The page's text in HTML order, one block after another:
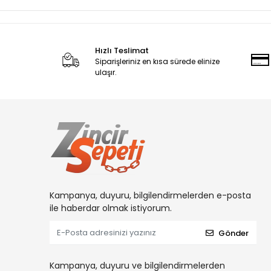
Hızlı Teslimat
Siparişleriniz en kısa sürede elinize
ulaşır.
Kampanya, duyuru, bilgilendirmelerden e-posta
ile haberdar olmak istiyorum.
Gönder
Kampanya, duyuru ve bilgilendirmelerden